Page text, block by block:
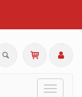
Toggle